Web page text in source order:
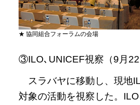
★ 協同組合フォーラムの会場
③ILO､UNICEF視察（9月
スラバヤに移動し、現地
対象の活動を視察した。